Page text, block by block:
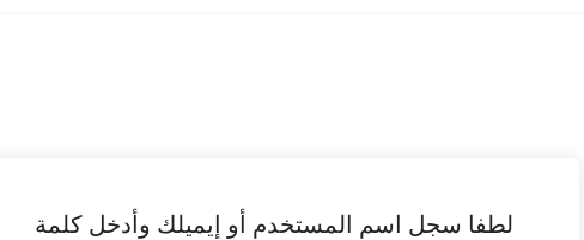
لطفا سجل اسم المستخدم أو إيميلك وأدخل كلمة